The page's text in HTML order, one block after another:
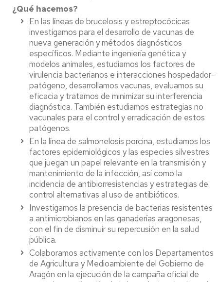
¿Qué hacemos?
En las líneas de brucelosis y estreptocócicas
investigamos para el desarrollo de vacunas de
nueva generación y métodos diagnósticos
específicos. Mediante ingeniería genética y
modelos animales, estudiamos los factores de
virulencia bacterianos e interacciones hospedador-
patógeno, desarrollamos vacunas, evaluamos su
eficacia y tratamos de minimizar su interferencia
diagnóstica. También estudiamos estrategias no
vacunales para el control y erradicación de estos
patógenos.
En la línea de salmonelosis porcina, estudiamos los
factores epidemiológicos y las especies silvestres
que juegan un papel relevante en la transmisión y
mantenimiento de la infección, así como la
incidencia de antibiorresistencias y estrategias de
control alternativas al uso de antibióticos.
Investigamos la presencia de bacterias resistentes
a antimicrobianos en las ganaderías aragonesas,
con el fin de disminuir su repercusión en la salud
pública.
Colaboramos activamente con los Departamentos
de Agricultura y Medioambiente del Gobierno de
Aragón en la ejecución de la campaña oficial de